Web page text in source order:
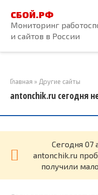
контенту
СБОЙ.РФ
Мониторинг
и сайтов в России
Главная » Другие сайты
antonchik.ru сегодня
Cегодня 07
antonchik.ru
получили